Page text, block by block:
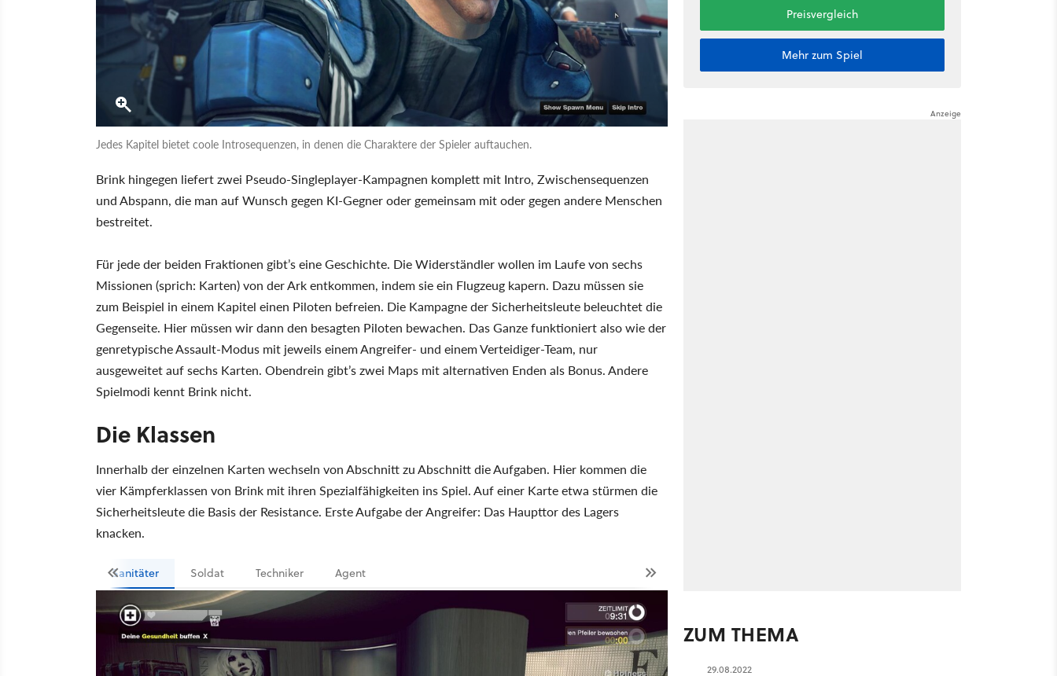
Jedes Kapitel bietet coole Introsequenzen, in denen die Charaktere der Spieler auftauchen.
Brink hingegen liefert zwei Pseudo-Singleplayer-Kampagnen komplett mit Intro, Zwischensequenzen
und Abspann, die man auf Wunsch gegen KI-Gegner oder gemeinsam mit oder gegen andere Menschen
bestreitet.
Für jede der beiden Fraktionen gibt’s eine Geschichte. Die Widerständler wollen im Laufe von sechs
Missionen (sprich: Karten) von der Ark entkommen, indem sie ein Flugzeug kapern. Dazu müssen sie
zum Beispiel in einem Kapitel einen Piloten befreien. Die Kampagne der Sicherheitsleute beleuchtet die
Gegenseite. Hier müssen wir dann den besagten Piloten bewachen. Das Ganze funktioniert also wie der
genretypische Assault-Modus mit jeweils einem Angreifer- und einem Verteidiger-Team, nur
ausgeweitet auf sechs Karten. Obendrein gibt’s zwei Maps mit alternativen Enden als Bonus. Andere
Spielmodi kennt Brink nicht.
Die Klassen
Innerhalb der einzelnen Karten wechseln von Abschnitt zu Abschnitt die Aufgaben. Hier kommen die
vier Kämpferklassen von Brink mit ihren Spezialfähigkeiten ins Spiel. Auf einer Karte etwa stürmen die
Sicherheitsleute die Basis der Resistance. Erste Aufgabe der Angreifer: Das Haupttor des Lagers
knacken.
Sanitäter Soldat Techniker Agent
Preisvergleich
Mehr zum Spiel
ZUM THEMA
29.08.2022